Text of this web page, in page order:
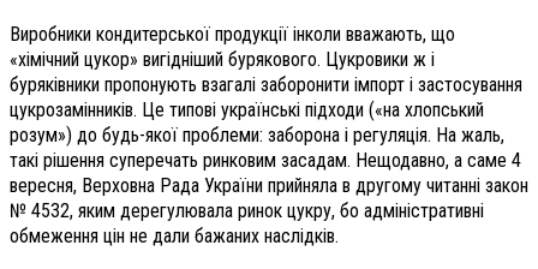
Виробники кондитерської продукції інколи вважають, що
«хімічний цукор» вигідніший бурякового. Цукровики ж і
буряківники пропонують взагалі заборонити імпорт і застосування
цукрозамінників. Це типові українські підходи («на хлопський
розум») до будь-якої проблеми: заборона і регуляція. На жаль,
такі рішення суперечать ринковим засадам. Нещодавно, а саме 4
вересня, Верховна Рада України прийняла в другому читанні закон
№ 4532, яким дерегулювала ринок цукру, бо адміністративні
обмеження цін не дали бажаних наслідків.